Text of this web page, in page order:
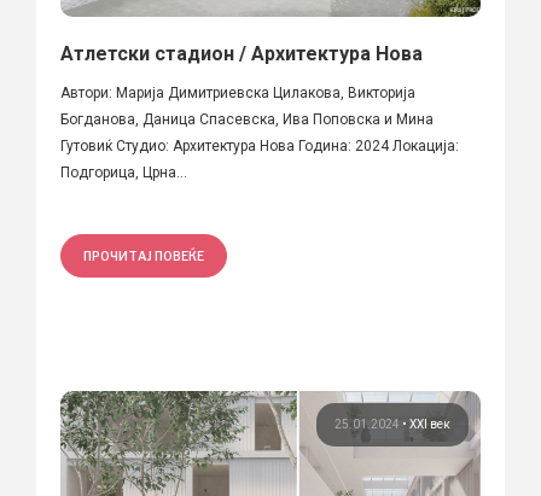
Атлетски стадион / Архитектура Нова
Автори: Марија Димитриевска Цилакова, Викторија
Богданова, Даница Спасевска, Ива Поповска и Мина
Гутовиќ Студио: Архитектура Нова Година: 2024 Локација:
Подгорица, Црна...
ПРОЧИТАЈ ПОВЕЌЕ
25.01.2024 • XXI век